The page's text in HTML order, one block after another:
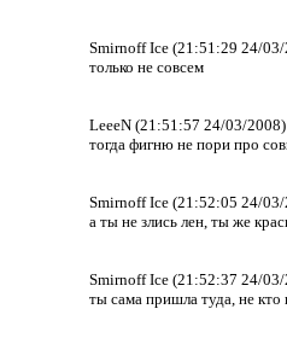
Smirnoff Ice (21:51:29 24/
только не совсем
LeeeN (21:51:57 24/03/2008)
тогда фигню не пори про
Smirnoff Ice (21:52:05 24/
а ты не злись лен, ты же
Smirnoff Ice (21:52:37 24/
ты сама пришла туда, не